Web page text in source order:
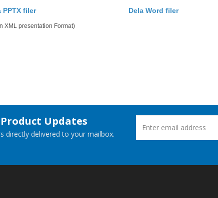
PPTX filer
XML presentation Format)
Dela Word filer
Updates
directly delivered to your mailbox.